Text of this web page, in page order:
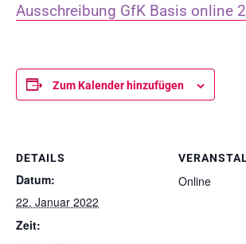
Ausschreibung GfK Basis online
Zum Kalender hinzufügen
DETAILS
Datum:
22. Januar 2022
Zeit:
Online